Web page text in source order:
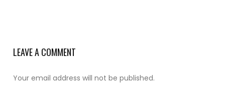
LEAVE A COMMENT
Your email address will not be published.